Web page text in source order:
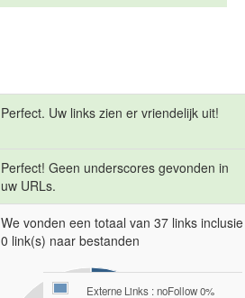
Perfect. Uw links zien er vriendelijk uit!
Perfect! Geen underscores gevonden in
uw URLs.
We vonden een totaal van 37 links inclusie
0 link(s) naar bestanden
Externe Links : noFollow 0%